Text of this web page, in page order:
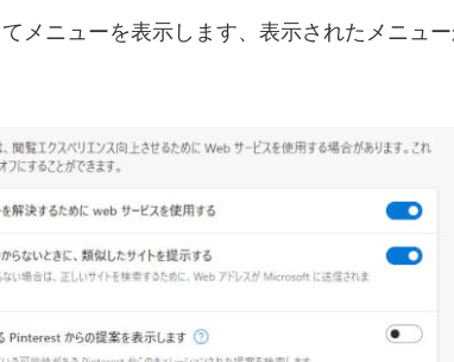
メニューを表示します、表示されたメニュ